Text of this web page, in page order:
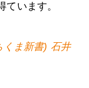
います。
くま新書) 石井